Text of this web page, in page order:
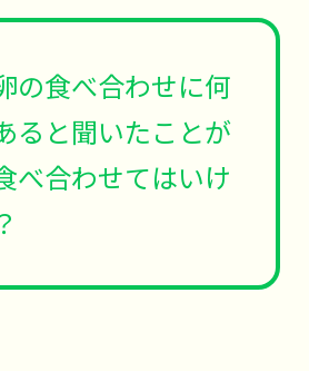
の食べ合わせに何
ると聞いたことが
べ合わせてはいけ